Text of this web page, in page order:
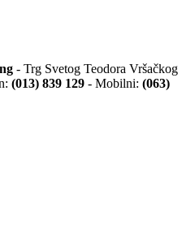
- Trg Svetog Teodora Vršačkog
(013) 839 129 - Mobilni: (063)